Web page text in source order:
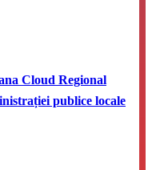
Cloud Regional
publice locale